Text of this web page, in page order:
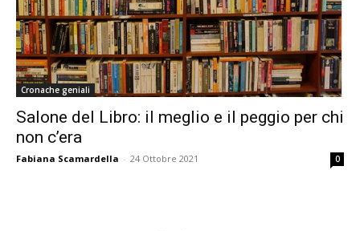
Cronache geniali
Salone del Libro: il meglio e il peggio per chi
non c’era
Fabiana Scamardella - 24 Ottobre 2021 0